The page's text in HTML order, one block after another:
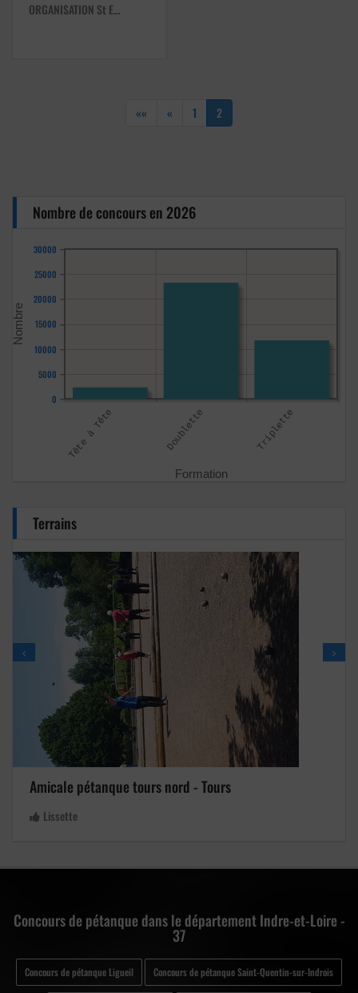
ORGANISATION St E…
«« « 1 2
Nombre de concours en 2026
0
5000
10000
15000
20000
25000
30000
Terrains
Amicale pétanque tours nord - Tours
Lissette
Concours de pétanque dans le département Indre-et-Loire -
37
Concours de pétanque Ligueil Concours de pétanque Saint-Quentin-sur-Indrois